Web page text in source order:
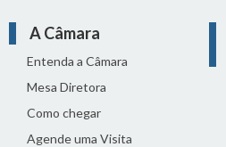
A Câmara
Entenda a Câmara
Mesa Diretora
Como chegar
Agende uma Visita